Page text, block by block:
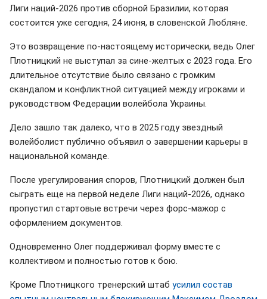
Лиги наций-2026 против сборной Бразилии, которая
состоится уже сегодня, 24 июня, в словенской Любляне.
Это возвращение по-настоящему исторически, ведь Олег
Плотницкий не выступал за сине-желтых с 2023 года. Его
длительное отсутствие было связано с громким
скандалом и конфликтной ситуацией между игроками и
руководством Федерации волейбола Украины.
Дело зашло так далеко, что в 2025 году звездный
волейболист публично объявил о завершении карьеры в
национальной команде.
После урегулирования споров, Плотницкий должен был
сыграть еще на первой неделе Лиги наций-2026, однако
пропустил стартовые встречи через форс-мажор с
оформлением документов.
Одновременно Олег поддерживал форму вместе с
коллективом и полностью готов к бою.
Кроме Плотницкого тренерский штаб усилил состав